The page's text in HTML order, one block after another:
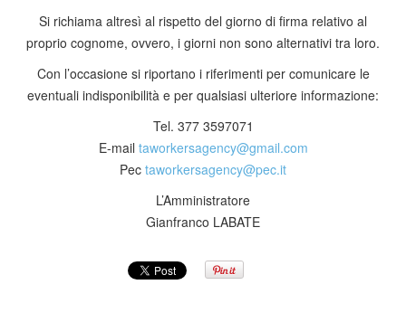
Si richiama altresì al rispetto del giorno di firma relativo al
proprio cognome, ovvero, i giorni non sono alternativi tra loro.
Con l’occasione si riportano i riferimenti per comunicare le
eventuali indisponibilità e per qualsiasi ulteriore informazione:
Tel. 377 3597071
E-mail taworkersagency​@​gmail.com
Pec taworkersagency​@​pec.it
L’Amministratore
Gianfranco LABATE